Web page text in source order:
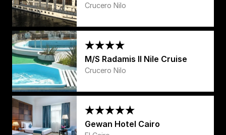
Crucero Nilo
M/S Radamis II Nile Cruise
Crucero Nilo
Gewan Hotel Cairo